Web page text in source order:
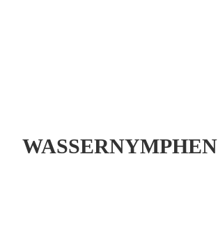
WASSERNYMPHEN